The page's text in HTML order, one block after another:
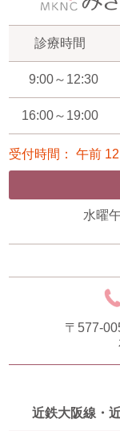
診療時間
9:00～12:30
16:00～19:00
受付時間： 午前
水曜
〒577-
近鉄大阪線・